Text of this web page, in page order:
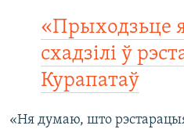
«Прыходзьце
схадзілі ў
Курапатаў
«Ня думаю, што